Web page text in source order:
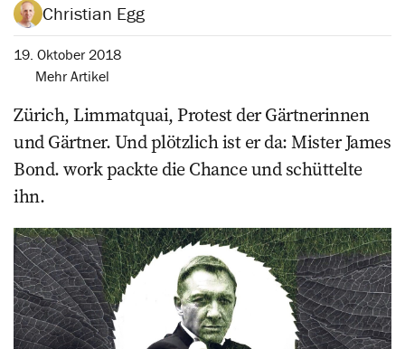
Christian Egg
19. Oktober 2018
Mehr Artikel
Zürich, Limmatquai, Protest der Gärtnerinnen
und Gärtner. Und plötzlich ist er da: Mister James
Bond. work packte die Chance und schüttelte
ihn.